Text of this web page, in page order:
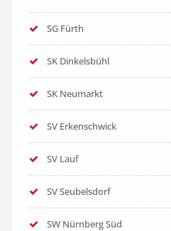
SG Fürth
SK Dinkelsbühl
SK Neumarkt
SV Erkenschwick
SV Lauf
SV Seubelsdorf
SW Nürnberg Süd